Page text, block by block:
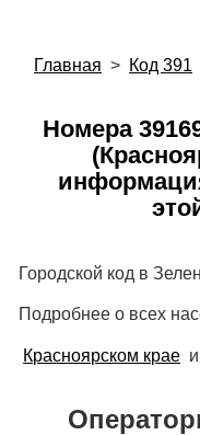
Главная > Код 391
Номера
Городской код в
Подробнее о всех
Красноярском крае